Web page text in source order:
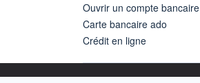
Ouvrir un compte bancaire
Carte bancaire ado
Crédit en ligne